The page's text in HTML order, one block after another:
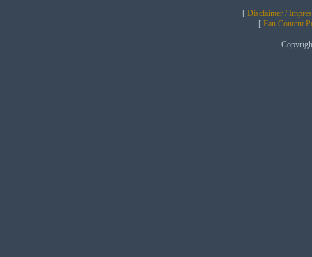
[ Disclaimer /
[ Fan Content